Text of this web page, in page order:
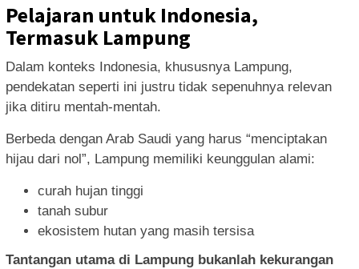
Pelajaran untuk Indonesia,
Termasuk Lampung
Dalam konteks Indonesia, khususnya Lampung,
pendekatan seperti ini justru tidak sepenuhnya relevan
jika ditiru mentah-mentah.
Berbeda dengan Arab Saudi yang harus “menciptakan
hijau dari nol”, Lampung memiliki keunggulan alami:
curah hujan tinggi
tanah subur
ekosistem hutan yang masih tersisa
Tantangan utama di Lampung bukanlah kekurangan